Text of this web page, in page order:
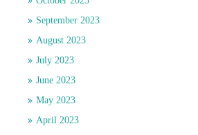
September 2023
August 2023
July 2023
June 2023
May 2023
April 2023